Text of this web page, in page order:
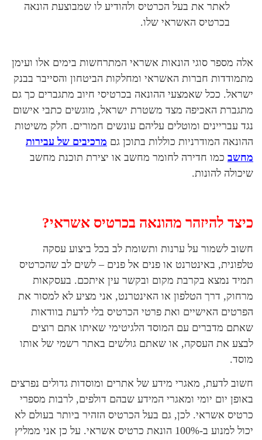
לאתר את בעל הכרטיס ולהודיע לו שמבוצעת הונאה
בכרטיס האשראי שלו.
אלה מספר סוגי הונאות אשראי המתרחשות בימים אלו ועימן
מתמודדות חברות האשראי ומחלקות הביטחון והסייבר בבנק
ישראל. ככל שאמצעי ההונאה בכרטיסי חיוב מתגברים כך גם
מתגברת האכיפה מצד משטרת ישראל, מוגשים כתבי אישום
נגד עבריינים ומוטלים עליהם עונשים חמורים. חלק משיטות
ההונאה המודרניות כוללות בתוכן גם מרכיבים של עבירות
מחשבכמו חדירה לחומר מחשב או יצירת תוכנת מחשב
שיכולה להונות.
כיצד להיזהר מהונאה בכרטיס אשראי?
חשוב לשמור על ערנות ותשומת לב בכל ביצוע עסקה
טלפונית, באינטרנט או פנים אל פנים – לשים לב שהכרטיס
תמיד נמצא בקרבת מקום ובקשר עין איתכם. בעסקאות
מרחוק, דרך הטלפון או האינטרנט, אני מציע לא למסור את
הפרטים האישיים ואת פרטי הכרטיס בלי לדעת בוודאות
שאתם מדברים עם המוסד הלגיטימי שאיתו אתם רוצים
לבצע את העסקה, או שאתם גולשים באתר רשמי של אותו
מוסד.
חשוב לדעת, מאגרי מידע של אתרים ומוסדות גדולים נפרצים
באופן יום יומי ומאגרי המידע שבהם דולפים, לרבות מספרי
כרטיס אשראי. לכן, גם בעל הכרטיס הזהיר ביותר בעולם לא
יכול למנוע ב-100% הונאת כרטיס אשראי. על כן אני ממליץ